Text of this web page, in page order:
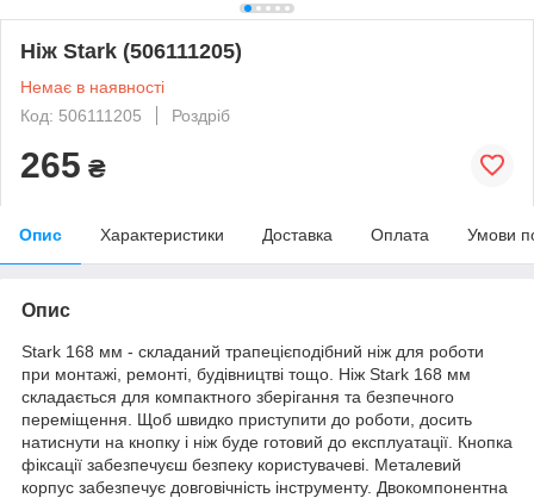
Ніж Stark (506111205)
Немає в наявності
Код: 506111205
Роздріб
265 ₴
Опис Характеристики Доставка Оплата Умови
Опис
Stark 168 мм - складаний трапецієподібний ніж для роботи
при монтажі, ремонті, будівництві тощо. Ніж Stark 168 мм
складається для компактного зберігання та безпечного
переміщення. Щоб швидко приступити до роботи, досить
натиснути на кнопку і ніж буде готовий до експлуатації. Кнопка
фіксації забезпечуєш безпеку користувачеві. Металевий
корпус забезпечує довговічність інструменту. Двокомпонентна